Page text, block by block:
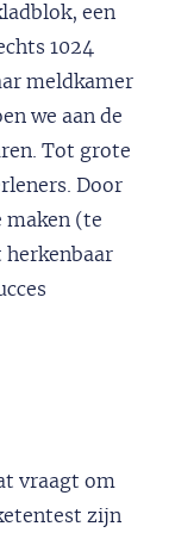
een
1024
meldkamer
we aan de
Tot grote
Door
maken (te
herkenbaar
vraagt om
zijn